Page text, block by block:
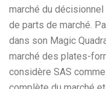
marché du
de parts de marché.
dans son Magic
marché des plates-
considère SAS